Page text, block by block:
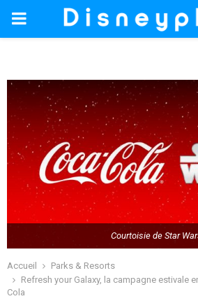
PRIMARY
Courtoisie de Star
Accueil
Parks & Resorts
Refresh your Galaxy, la campagne estivale
Cola